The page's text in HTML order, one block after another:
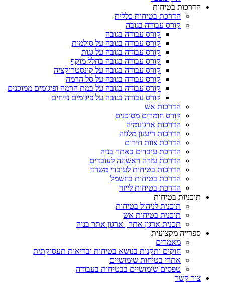
הדרכות בטיחות
הדרכת בטיחות כללית
קורס עבודה בגובה
קורס עבודה בגובה
קורס עבודה בגובה על סולמות
קורס עבודה בגובה על גגות
קורס עבודה בגובה בחלל מוקף
קורס עבודה בגובה על קונסטרוקציה
קורס עבודה בגובה על סל הרמה
קורס עבודה בגובה על במת הרמה ופיגומים ממוכנים
קורס עבודה בגובה על פיגומים נייחים
הדרכות אש
קורס חומרים מסוכנים
הדרכות ארגונומיה
הדרכות ריענון מלגזה
הדרכת צוות חירום
הדרכת עובדים באתר בניה
הדרכת עזרה ראשונה לעובדים
הדרכות בטיחות לעובדי משרד
הדרכת בטיחות בחשמל
הדרכת בטיחות לייזר
תוכניות בטיחות
תוכנית לניהול בטיחות
תוכנית בטיחות אש
תכנית ארגון אתר | ארגון אתר בניה
ספרייה מקצועית
מאמרים
חוקים ותקנות בנושא בטיחות ובריאות תעסוקתית
אתרי בטיחות שימושיים
טפסים שימושיים בבטיחות בעבודה
צור קשר